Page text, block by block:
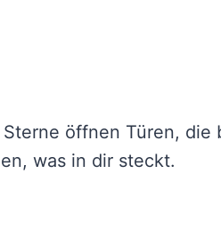
Sterne öffnen Türen,
was in dir steckt.